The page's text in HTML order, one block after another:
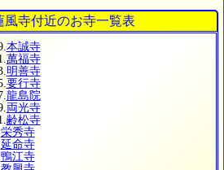
寺付近のお寺一覧表
本誠寺
萬福寺
明善寺
要行寺
龍島院
両光寺
齢松寺
栄秀寺
延命寺
鴨江寺